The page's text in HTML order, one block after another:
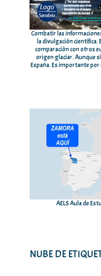
Combatir las
la divulgación científica.
comparación con otros
origen glaciar. Aunque
España. Es importante
AELS Aula de
NUBE DE